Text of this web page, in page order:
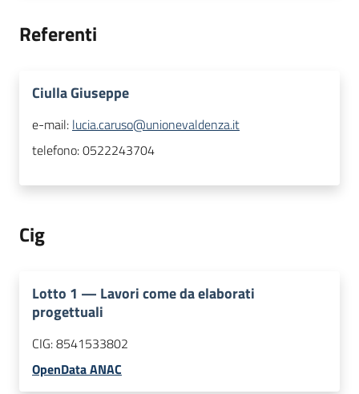
Referenti
Ciulla Giuseppe
e-mail: lucia.caruso@unionevaldenza.it
telefono:0522243704
Cig
Lotto 1 — Lavori come da elaborati
progettuali
CIG:8541533802
OpenData ANAC